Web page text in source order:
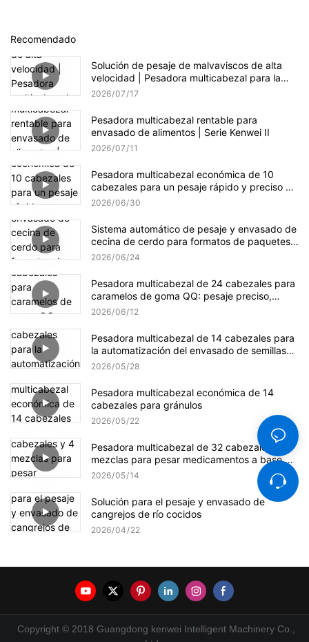
Recomendado
Solución de pesaje de malvaviscos de alta
velocidad | Pesadora multicabezal para la
producción de dulces
2026 07 17
Pesadora multicabezal rentable para
envasado de alimentos | Serie Kenwei II
2026 07 11
Pesadora multicabezal económica de 10
cabezales para un pesaje rápido y preciso de
gránulos.
2026 06 30
Sistema automático de pesaje y envasado de
cecina de cerdo para formatos de paquetes
pequeños y a granel.
2026 06 24
Pesadora multicabezal de 24 cabezales para
caramelos de goma QQ: pesaje preciso,
suave y eficiente.
2026 06 12
Pesadora multicabezal de 14 cabezales para
la automatización del envasado de semillas
de girasol
2026 05 28
Pesadora multicabezal económica de 14
cabezales para gránulos
2026 05 22
Pesadora multicabezal de 32 cabezales y 4
mezclas para pesar medicamentos a base de
hierbas.
2026 05 14
Solución para el pesaje y envasado de
cangrejos de río cocidos
2026 04 22
Copyright © 2018 Guangdong kenwei Intelligent Machinery Co.,